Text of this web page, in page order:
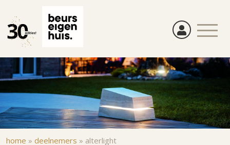
naar
de
gaan
Kruimelpad
home » deelnemers » alterlight